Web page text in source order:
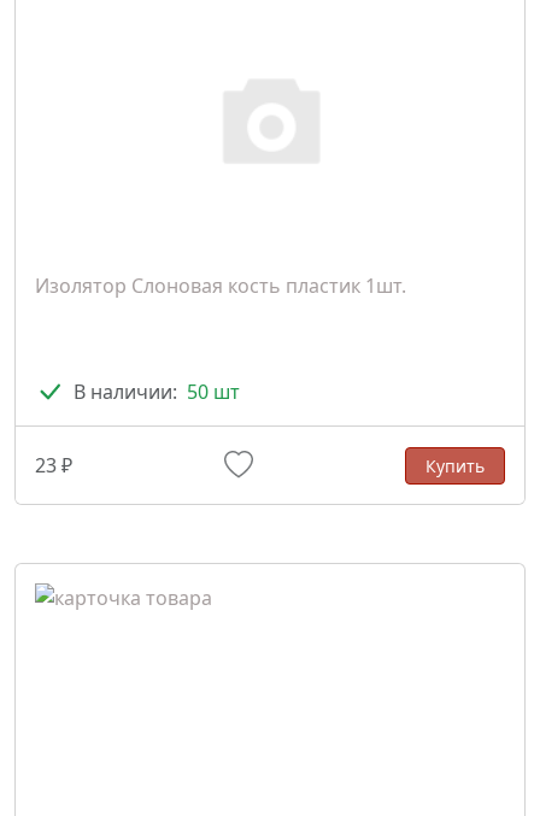
Изолятор Слоновая кость пластик 1шт.
В наличии: 50 шт
23 ₽ Купить